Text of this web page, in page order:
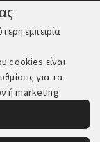
εμπειρία
cookies είναι
για τα
ή marketing.